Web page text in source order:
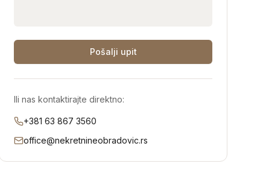
Pošalji upit
Ili nas kontaktirajte direktno:
+381 63 867 3560
office@nekretnineobradovic.rs